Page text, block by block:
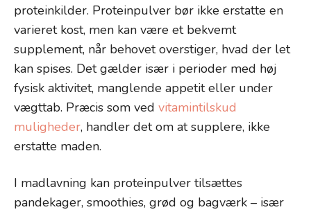
proteinkilder. Proteinpulver bør ikke erstatte en
varieret kost, men kan være et bekvemt
supplement, når behovet overstiger, hvad der let
kan spises. Det gælder især i perioder med høj
fysisk aktivitet, manglende appetit eller under
vægttab. Præcis som ved vitamintilskud
muligheder, handler det om at supplere, ikke
erstatte maden.
I madlavning kan proteinpulver tilsættes
pandekager, smoothies, grød og bagværk – især